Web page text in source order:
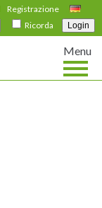
Deutsch
Registrazione
Ricorda
Menu